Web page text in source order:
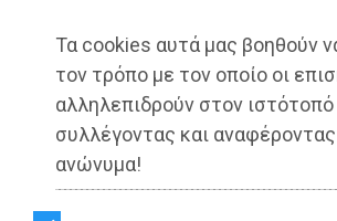
Τα cookies αυτά μας βοηθούν
τον τρόπο με τον οποίο οι
αλληλεπιδρούν στον
συλλέγοντας και
ανώνυμα!
στη Βουλή
Share:
Dimotisnews | 29/06/2026 - 23:11